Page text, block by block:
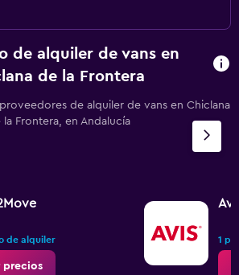
de alquiler de vans en
de la Frontera
de alquiler de vans en Chiclana
la Frontera, en Andalucía
de alquiler
precios
1